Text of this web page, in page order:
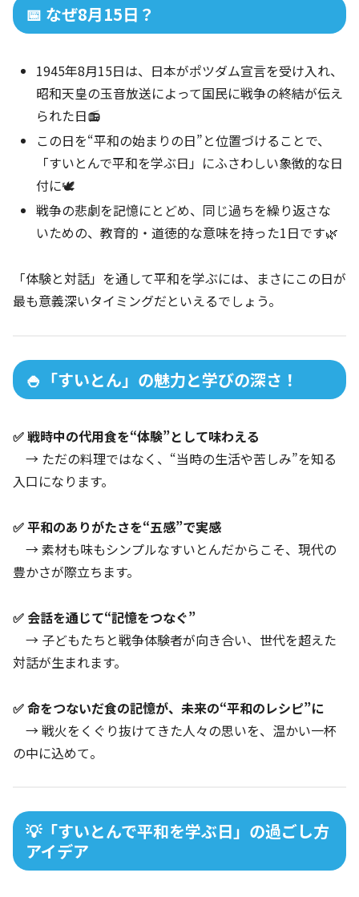
📅 なぜ8月15日？
1945年8月15日は、日本がポツダム宣言を受け入れ、
昭和天皇の玉音放送によって国民に戦争の終結が伝え
られた日📻
この日を“平和の始まりの日”と位置づけることで、
「すいとんで平和を学ぶ日」にふさわしい象徴的な日
付に🕊️
戦争の悲劇を記憶にとどめ、同じ過ちを繰り返さな
いための、教育的・道徳的な意味を持った1日です🌿
「体験と対話」を通して平和を学ぶには、まさにこの日が
最も意義深いタイミングだといえるでしょう。
🍚「すいとん」の魅力と学びの深さ！
✅ 戦時中の代用食を“体験”として味わえる
→ ただの料理ではなく、“当時の生活や苦しみ”を知る
入口になります。
✅ 平和のありがたさを“五感”で実感
→ 素材も味もシンプルなすいとんだからこそ、現代の
豊かさが際立ちます。
✅ 会話を通じて“記憶をつなぐ”
→ 子どもたちと戦争体験者が向き合い、世代を超えた
対話が生まれます。
✅ 命をつないだ食の記憶が、未来の“平和のレシピ”に
→ 戦火をくぐり抜けてきた人々の思いを、温かい一杯
の中に込めて。
💡「すいとんで平和を学ぶ日」の過ごし方
アイデア